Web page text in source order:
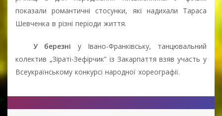
показали романтичні стосунки, які надихали Тараса
Шевченка в різні періоди життя.
У березні у Івано-Франківську, танцювальний
колектив „Зіраті-Зефірчик” із Закарпаття взяв участь у
Всеукраїнському конкурсі народної хореографії.